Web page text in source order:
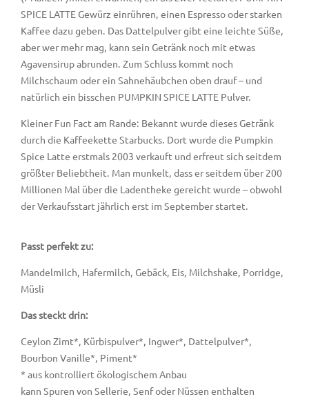
SPICE LATTE Gewürz einrühren, einen Espresso oder starken
Kaffee dazu geben. Das Dattelpulver gibt eine leichte Süße,
aber wer mehr mag, kann sein Getränk noch mit etwas
Agavensirup abrunden. Zum Schluss kommt noch
Milchschaum oder ein Sahnehäubchen oben drauf – und
natürlich ein bisschen PUMPKIN SPICE LATTE Pulver.
Kleiner Fun Fact am Rande: Bekannt wurde dieses Getränk
durch die Kaffeekette Starbucks. Dort wurde die Pumpkin
Spice Latte erstmals 2003 verkauft und erfreut sich seitdem
größter Beliebtheit. Man munkelt, dass er seitdem über 200
Millionen Mal über die Ladentheke gereicht wurde – obwohl
der Verkaufsstart jährlich erst im September startet.
Passt perfekt zu:
Mandelmilch, Hafermilch, Gebäck, Eis, Milchshake, Porridge,
Müsli
Das steckt drin:
Ceylon Zimt*, Kürbispulver*, Ingwer*, Dattelpulver*,
Bourbon Vanille*, Piment*
* aus kontrolliert ökologischem Anbau
kann Spuren von Sellerie, Senf oder Nüssen enthalten